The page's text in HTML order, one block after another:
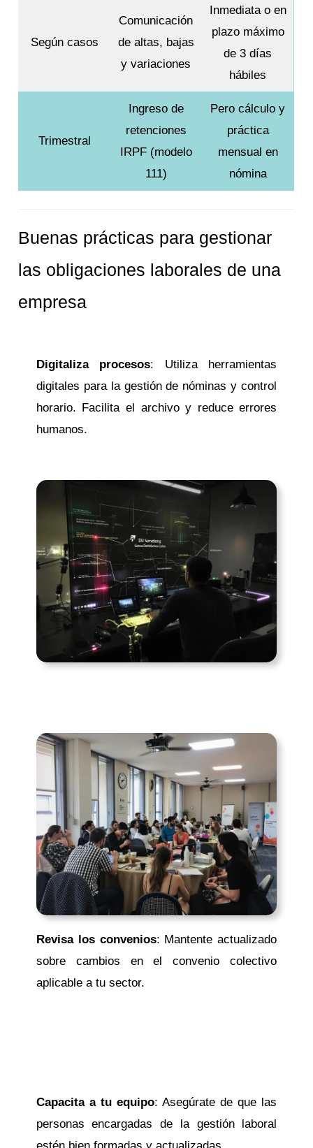
Según casos
Comunicación
de altas, bajas
y variaciones
Inmediata o en
plazo máximo
de 3 días
hábiles
Trimestral
Ingreso de
retenciones
IRPF (modelo
111)
Pero cálculo y
práctica
mensual en
nómina
Buenas prácticas para gestionar
las obligaciones laborales de una
empresa
Digitaliza procesos: Utiliza herramientas
digitales para la gestión de nóminas y control
horario. Facilita el archivo y reduce errores
humanos.
Revisa los convenios: Mantente actualizado
sobre cambios en el convenio colectivo
aplicable a tu sector.
Capacita a tu equipo: Asegúrate de que las
personas encargadas de la gestión laboral